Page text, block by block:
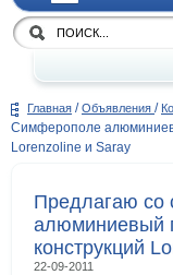
Главная / Объявления /
Симферополе
Lorenzoline и Saray
Предлагаю со
алюминиевый
конструкций
22-09-2011